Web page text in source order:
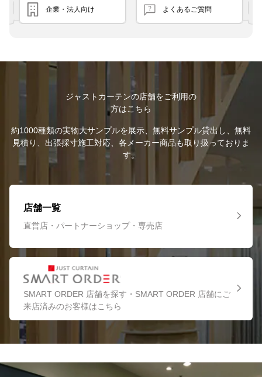
企業・法人向け よくあるご質問
ジャストカーテンの店舗をご利用の
方はこちら
約1000種類の実物大サンプルを展示、無料サンプル貸出し、無料
見積り、出張採寸施工対応、各メーカー商品も取り扱っておりま
す。
店舗一覧
直営店・パートナーショップ・専売店
SMART ORDER 店舗を探す・SMART ORDER 店舗にご
来店済みのお客様はこちら